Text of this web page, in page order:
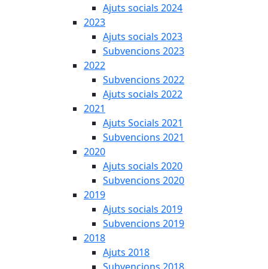
Ajuts socials 2024
2023
Ajuts socials 2023
Subvencions 2023
2022
Subvencions 2022
Ajuts socials 2022
2021
Ajuts Socials 2021
Subvencions 2021
2020
Ajuts socials 2020
Subvencions 2020
2019
Ajuts socials 2019
Subvencions 2019
2018
Ajuts 2018